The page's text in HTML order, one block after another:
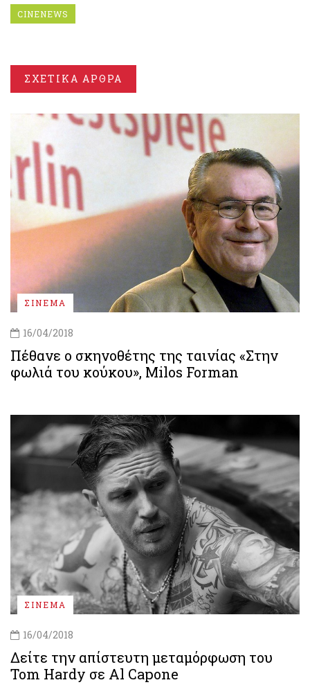
CINENEWS
ΣΧΕΤΙΚΑ ΑΡΘΡΑ
ΣΙΝΕΜΑ
16/04/2018
Πέθανε ο σκηνοθέτης της ταινίας «Στην
φωλιά του κούκου», Milos Forman
ΣΙΝΕΜΑ
16/04/2018
Δείτε την απίστευτη μεταμόρφωση του
Tom Hardy σε Al Capone